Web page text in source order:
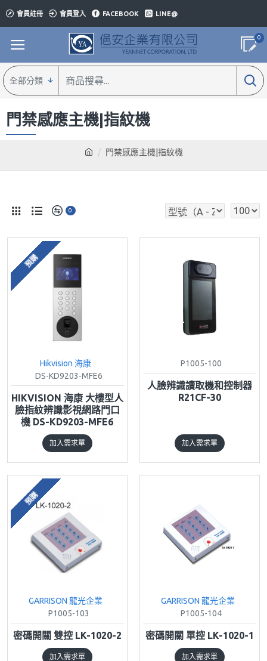
會員註冊 會員登入 FACEBOOK LINE@
0
全部分類
門禁感應主機|指紋機
門禁感應主機|指紋機
0
預購
Hikvision 海康
DS-KD9203-MFE6
HIKVISION 海康 大樓型人
臉指紋辨識影視網路門口
機 DS-KD9203-MFE6
加入需求單
P1005-100
人臉辨識讀取機和控制器
R21CF-30
加入需求單
預購
GARRISON 龍光企業
P1005-103
密碼開關 雙控 LK-1020-2
加入需求單
GARRISON 龍光企業
P1005-104
密碼開關 單控 LK-1020-1
加入需求單